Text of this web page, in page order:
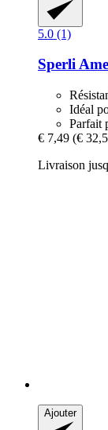
5.0 (1)
Sperli
Idéal
Parfait
€ 7,49 (€
Livraison
Ajouter